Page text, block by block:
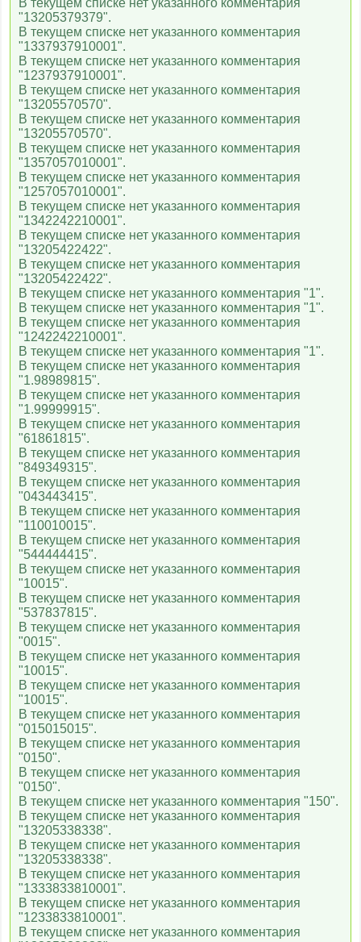
В текущем списке нет указанного комментария
"13205379379".
В текущем списке нет указанного комментария
"1337937910001".
В текущем списке нет указанного комментария
"1237937910001".
В текущем списке нет указанного комментария
"13205570570".
В текущем списке нет указанного комментария
"13205570570".
В текущем списке нет указанного комментария
"1357057010001".
В текущем списке нет указанного комментария
"1257057010001".
В текущем списке нет указанного комментария
"1342242210001".
В текущем списке нет указанного комментария
"13205422422".
В текущем списке нет указанного комментария
"13205422422".
В текущем списке нет указанного комментария "1".
В текущем списке нет указанного комментария "1".
В текущем списке нет указанного комментария
"1242242210001".
В текущем списке нет указанного комментария "1".
В текущем списке нет указанного комментария
"1.98989815".
В текущем списке нет указанного комментария
"1.99999915".
В текущем списке нет указанного комментария
"61861815".
В текущем списке нет указанного комментария
"849349315".
В текущем списке нет указанного комментария
"043443415".
В текущем списке нет указанного комментария
"110010015".
В текущем списке нет указанного комментария
"544444415".
В текущем списке нет указанного комментария
"10015".
В текущем списке нет указанного комментария
"537837815".
В текущем списке нет указанного комментария
"0015".
В текущем списке нет указанного комментария
"10015".
В текущем списке нет указанного комментария
"10015".
В текущем списке нет указанного комментария
"015015015".
В текущем списке нет указанного комментария
"0150".
В текущем списке нет указанного комментария
"0150".
В текущем списке нет указанного комментария "150".
В текущем списке нет указанного комментария
"13205338338".
В текущем списке нет указанного комментария
"13205338338".
В текущем списке нет указанного комментария
"1333833810001".
В текущем списке нет указанного комментария
"1233833810001".
В текущем списке нет указанного комментария